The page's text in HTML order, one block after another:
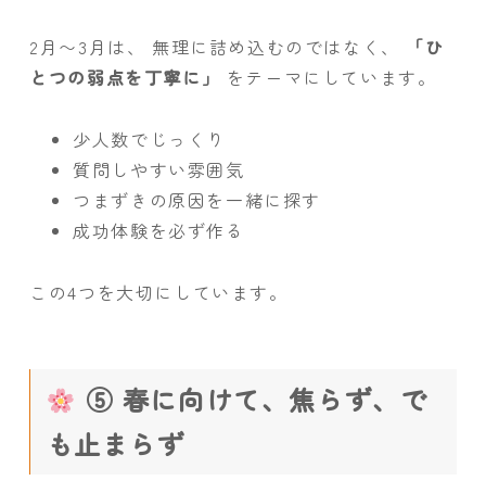
2月〜3月は、 無理に詰め込むのではなく、
「ひ
とつの弱点を丁寧に」
をテーマにしています。
少人数でじっくり
質問しやすい雰囲気
つまずきの原因を一緒に探す
成功体験を必ず作る
この4つを大切にしています。
⑤ 春に向けて、焦らず、で
も止まらず